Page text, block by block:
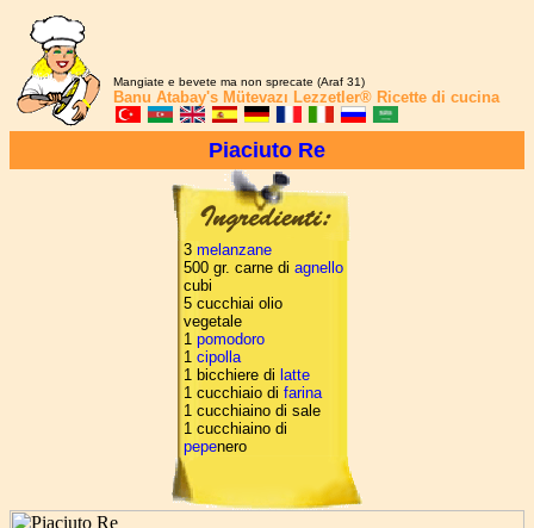
Mangiate e bevete ma non sprecate (Araf 31)
Banu Atabay's Mütevazı Lezzetler® Ricette di cucina
Piaciuto Re
3 melanzane
500 gr. carne di agnello
cubi
5 cucchiai olio
vegetale
1 pomodoro
1 cipolla
1 bicchiere di latte
1 cucchiaio di farina
1 cucchiaino di sale
1 cucchiaino di
pepenero